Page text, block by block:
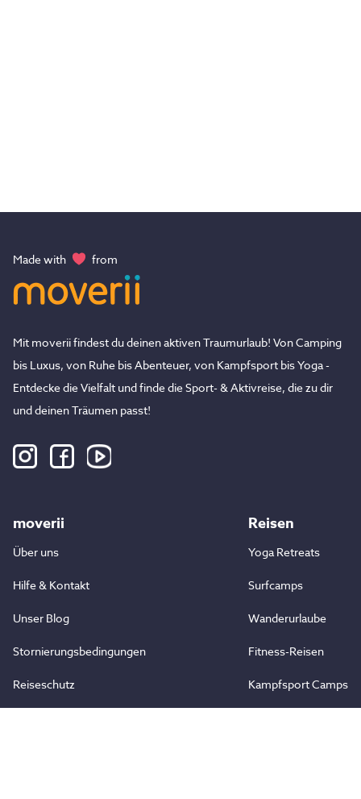
Made with from
Mit moverii findest du deinen aktiven Traumurlaub! Von Camping
bis Luxus, von Ruhe bis Abenteuer, von Kampfsport bis Yoga -
Entdecke die Vielfalt und finde die Sport- & Aktivreise, die zu dir
und deinen Träumen passt!
moverii
Über uns
Hilfe & Kontakt
Unser Blog
Stornierungsbedingungen
Reiseschutz
Reisen
Yoga Retreats
Surfcamps
Wanderurlaube
Fitness-Reisen
Kampfsport Camps